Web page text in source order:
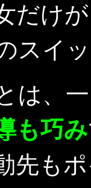
だけ
スイ
は、
も巧み
先も